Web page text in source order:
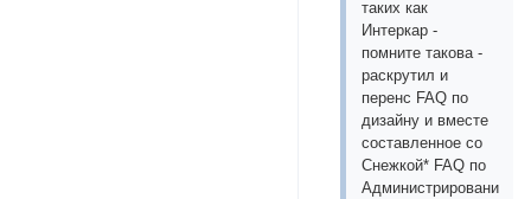
таких как
Интеркар -
помните такова -
раскрутил и
перенс FAQ по
дизайну и вместе
составленное со
Снежкой* FAQ по
Администрированию